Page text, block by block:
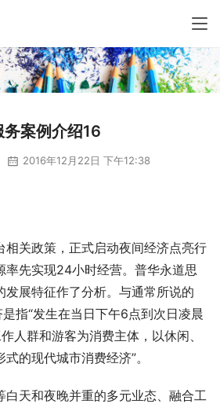
务案例介绍16
2016年12月22日 下午12:38
相关政策，正式启动夜间经济点亮行
率先实现24小时经营。普华永道思
发展特征作了分析。与通常所说的
指“发生在当日下午6点到次日凌晨
人群和游客为消费主体，以休闲、
的现代城市消费经济”。
白天和夜晚并重的多元业态、融合工